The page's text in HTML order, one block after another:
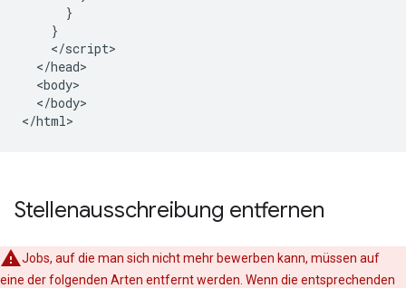
      }
    }
    </script>
  </head>
  <body>
  </body>
</html>
Stellenausschreibung entfernen
Jobs, auf die man sich nicht mehr bewerben kann, müssen auf
eine der folgenden Arten entfernt werden. Wenn die entsprechenden